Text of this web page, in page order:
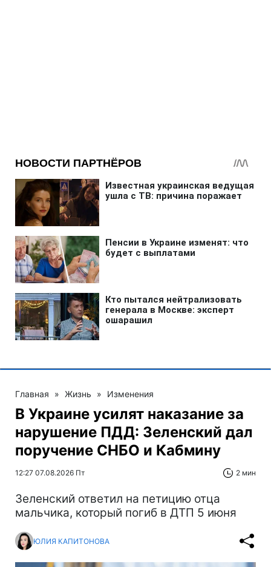
Главная » Жизнь » Изменения
В Украине усилят наказание за
нарушение ПДД: Зеленский дал
поручение СНБО и Кабмину
12:27 07.08.2026 Пт 2 мин
Зеленский ответил на петицию отца
мальчика, который погиб в ДТП 5 июня
ЮЛИЯ КАПИТОНОВА